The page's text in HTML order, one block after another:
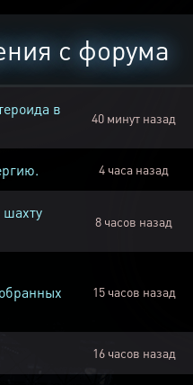
с форума
в
40 минут назад
4 часа назад
шахту
8 часов назад
15 часов назад
16 часов назад